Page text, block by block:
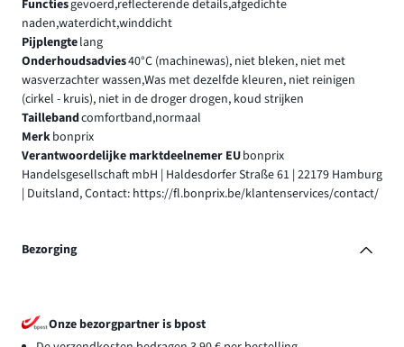
Functiesgevoerd,reflecterende details,afgedichte
naden,waterdicht,winddicht
Pijplengtelang
Onderhoudsadvies40°C (machinewas), niet bleken, niet met
wasverzachter wassen,Was met dezelfde kleuren, niet reinigen
(cirkel - kruis), niet in de droger drogen, koud strijken
Taillebandcomfortband,normaal
Merkbonprix
Verantwoordelijke marktdeelnemer EUbonprix
Handelsgesellschaft mbH | Haldesdorfer Straße 61 | 22179 Hamburg
| Duitsland, Contact: https://fl.bonprix.be/klantenservices/contact/
Bezorging
Onze bezorgpartner is bpost